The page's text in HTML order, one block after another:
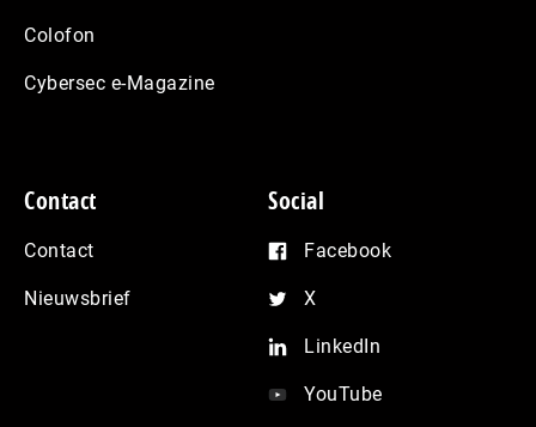
Colofon
Cybersec e-Magazine
Contact
Contact
Nieuwsbrief
Social
Facebook
X
LinkedIn
YouTube